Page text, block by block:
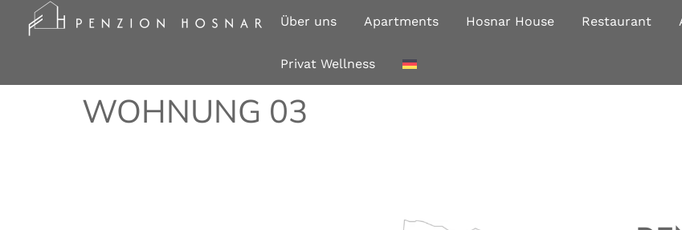
Über uns Apartments Hosnar House Restaurant
Privat Wellness
WOHNUNG 03